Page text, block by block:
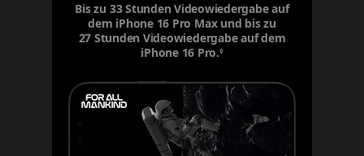
Bis zu 33 Stunden Video­wiedergabe auf
dem iPhone 16 Pro Max und bis zu
27 Stunden Videowiedergabe auf dem
iPhone 16 Pro.◊Siehe rechtliche Hinweise.